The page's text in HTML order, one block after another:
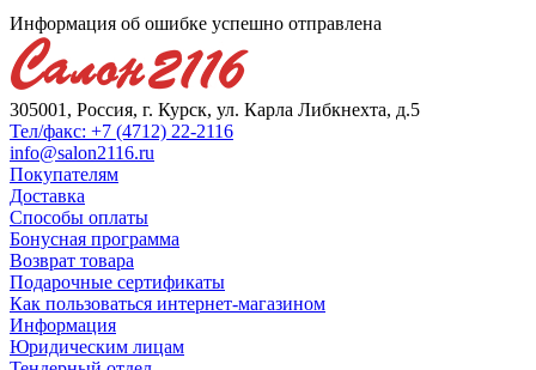
Информация об ошибке успешно отправлена
305001, Россия, г. Курск, ул. Карла Либкнехта, д.5
Тел/факс: +7 (4712) 22-2116
info@salon2116.ru
Покупателям
Доставка
Способы оплаты
Бонусная программа
Возврат товара
Подарочные сертификаты
Как пользоваться интернет-магазином
Информация
Юридическим лицам